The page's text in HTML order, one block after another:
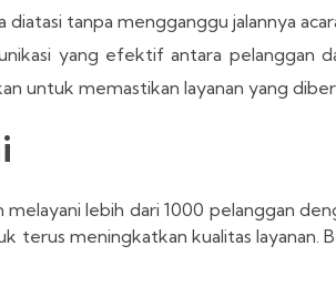
tanpa mengganggu jalannya
yang efektif antara pelanggan
untuk memastikan layanan yang
lebih dari 1000 pelanggan
terus meningkatkan kualitas layanan.